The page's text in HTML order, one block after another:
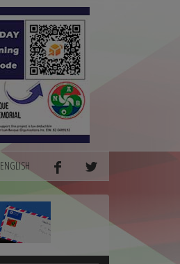
ENGLISH